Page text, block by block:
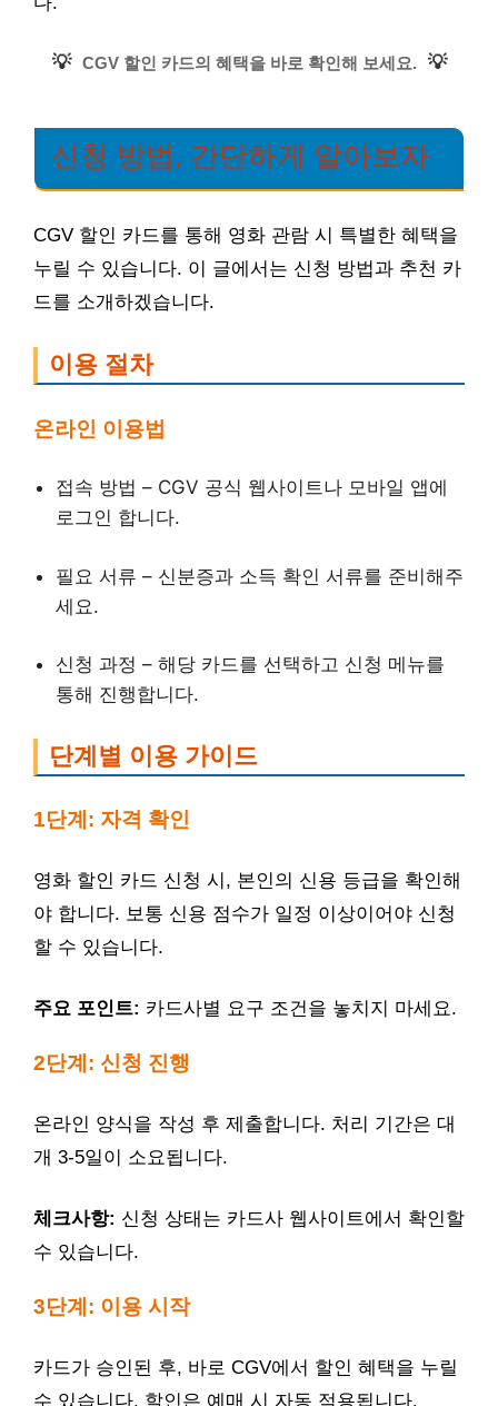
💡 CGV 할인 카드의 혜택을 바로 확인해 보세요. 💡
신청 방법, 간단하게 알아보자
CGV 할인 카드를 통해 영화 관람 시 특별한 혜택을
누릴 수 있습니다. 이 글에서는 신청 방법과 추천 카
드를 소개하겠습니다.
이용 절차
온라인 이용법
접속 방법 – CGV 공식 웹사이트나 모바일 앱에
로그인 합니다.
필요 서류 – 신분증과 소득 확인 서류를 준비해주
세요.
신청 과정 – 해당 카드를 선택하고 신청 메뉴를
통해 진행합니다.
단계별 이용 가이드
1단계: 자격 확인
영화 할인 카드 신청 시, 본인의 신용 등급을 확인해
야 합니다. 보통 신용 점수가 일정 이상이어야 신청
할 수 있습니다.
주요 포인트: 카드사별 요구 조건을 놓치지 마세요.
2단계: 신청 진행
온라인 양식을 작성 후 제출합니다. 처리 기간은 대
개 3-5일이 소요됩니다.
체크사항: 신청 상태는 카드사 웹사이트에서 확인할
수 있습니다.
3단계: 이용 시작
카드가 승인된 후, 바로 CGV에서 할인 혜택을 누릴
수 있습니다. 할인은 예매 시 자동 적용됩니다.